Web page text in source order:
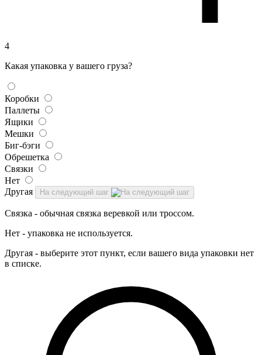
4
Какая упаковка у вашего груза?
Коробки
Паллеты
Ящики
Мешки
Биг-бэги
Обрешетка
Связки
Нет
Другая
На следующий шаг
Связка - обычная связка веревкой или троссом.
Нет - упаковка не используется.
Другая - выберите этот пункт, если вашего вида упаковки нет
в списке.